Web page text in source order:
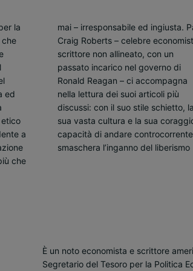
la
ed
a
che
mai – irresponsabile ed ingiusta. Paul
Craig Roberts – celebre
scrittore non allineato, con un
passato incarico nel governo di
Ronald Reagan – ci accompagna
più
senza regole e la follia isterica del
È un noto economista e scrittore
Segretario del Tesoro per la Politica